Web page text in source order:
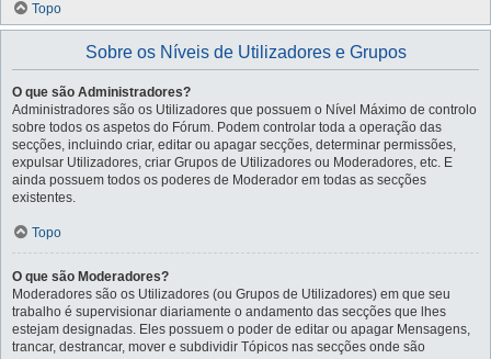
Topo
Sobre os Níveis de Utilizadores e Grupos
O que são Administradores?
Administradores são os Utilizadores que possuem o Nível Máximo de controlo
sobre todos os aspetos do Fórum. Podem controlar toda a operação das
secções, incluindo criar, editar ou apagar secções, determinar permissões,
expulsar Utilizadores, criar Grupos de Utilizadores ou Moderadores, etc. E
ainda possuem todos os poderes de Moderador em todas as secções
existentes.
Topo
O que são Moderadores?
Moderadores são os Utilizadores (ou Grupos de Utilizadores) em que seu
trabalho é supervisionar diariamente o andamento das secções que lhes
estejam designadas. Eles possuem o poder de editar ou apagar Mensagens,
trancar, destrancar, mover e subdividir Tópicos nas secções onde são